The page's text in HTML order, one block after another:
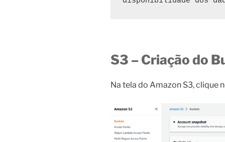
S3 –Criação do
Na tela do Amazon S3, clique